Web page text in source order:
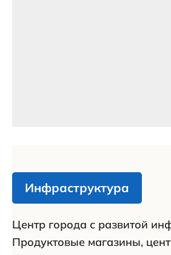
Инфраструктура
Центр города с развитой
Продуктовые магазины,